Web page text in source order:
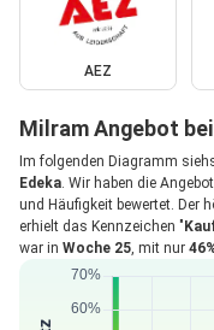
AEZ
Milram Angebot
Im folgenden Diagramm
Edeka. Wir haben die
und Häufigkeit bewertet. Der
erhielt das Kennzeichen "
war in Woche 25, mit nur